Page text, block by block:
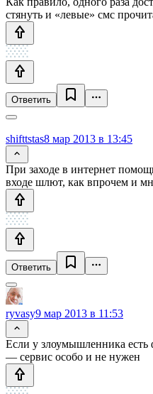
стянуть и «левые» смс
Ответить
shifttstas8 мар 2013 в 13:45
При заходе в интернет
входе шлют, как впрочем и
Ответить
ryvasy9 мар 2013 в 11:53
Если у злоумышленника есть
— сервис особо и не нужен